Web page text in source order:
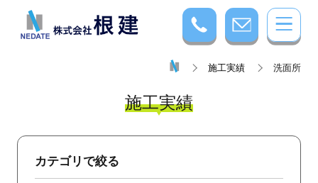
施工実績 洗面所
施工実績
カテゴリで絞る